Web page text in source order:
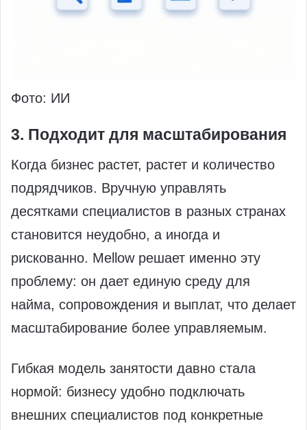
Фото: ИИ
3. Подходит для масштабирования
Когда бизнес растет, растет и количество
подрядчиков. Вручную управлять
десятками специалистов в разных странах
становится неудобно, а иногда и
рискованно. Mellow решает именно эту
проблему: он дает единую среду для
найма, сопровождения и выплат, что делает
масштабирование более управляемым.
Гибкая модель занятости давно стала
нормой: бизнесу удобно подключать
внешних специалистов под конкретные